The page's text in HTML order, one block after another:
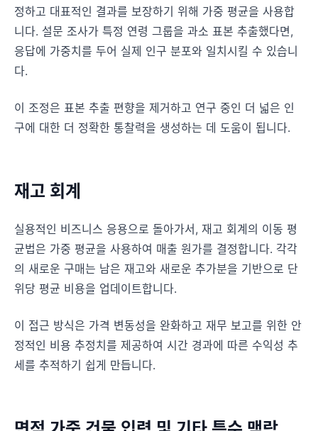
정하고 대표적인 결과를 보장하기 위해 가중 평균을 사용합
니다. 설문 조사가 특정 연령 그룹을 과소 표본 추출했다면,
응답에 가중치를 두어 실제 인구 분포와 일치시킬 수 있습니
다.
이 조정은 표본 추출 편향을 제거하고 연구 중인 더 넓은 인
구에 대한 더 정확한 통찰력을 생성하는 데 도움이 됩니다.
재고 회계
실용적인 비즈니스 응용으로 돌아가서, 재고 회계의 이동 평
균법은 가중 평균을 사용하여 매출 원가를 결정합니다. 각각
의 새로운 구매는 남은 재고와 새로운 추가분을 기반으로 단
위당 평균 비용을 업데이트합니다.
이 접근 방식은 가격 변동성을 완화하고 재무 보고를 위한 안
정적인 비용 추정치를 제공하여 시간 경과에 따른 수익성 추
세를 추적하기 쉽게 만듭니다.